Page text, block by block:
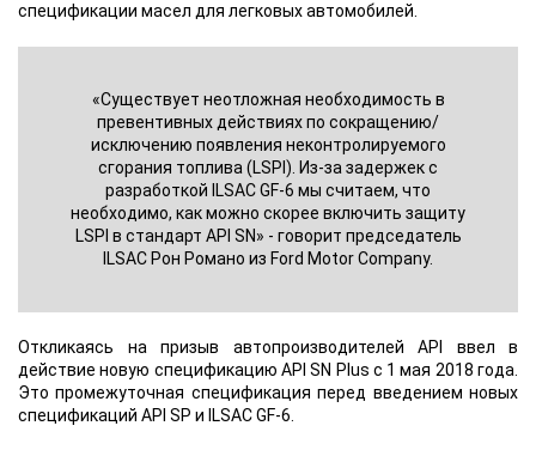
спецификации масел для легковых автомобилей.
«Существует неотложная необходимость в
превентивных действиях по сокращению/
исключению появления неконтролируемого
сгорания топлива (LSPI). Из-за задержек с
разработкой ILSAC GF-6 мы считаем, что
необходимо, как можно скорее включить защиту
LSPI в стандарт API SN» - говорит председатель
ILSAC Рон Романо из Ford Motor Company.
Откликаясь на призыв автопроизводителей API ввел в
действие новую спецификацию API SN Plus с 1 мая 2018 года.
Это промежуточная спецификация перед введением новых
спецификаций API SP и ILSAC GF-6.